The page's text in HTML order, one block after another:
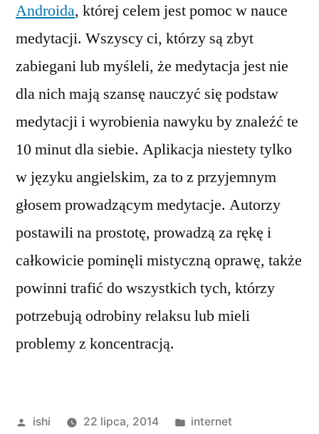
Androida, której celem jest pomoc w nauce
medytacji. Wszyscy ci, którzy są zbyt
zabiegani lub myśleli, że medytacja jest nie
dla nich mają szansę nauczyć się podstaw
medytacji i wyrobienia nawyku by znaleźć te
10 minut dla siebie. Aplikacja niestety tylko
w języku angielskim, za to z przyjemnym
głosem prowadzącym medytacje. Autorzy
postawili na prostotę, prowadzą za rękę i
całkowicie pominęli mistyczną oprawę, także
powinni trafić do wszystkich tych, którzy
potrzebują odrobiny relaksu lub mieli
problemy z koncentracją.
Opublikowane
ishi 22 lipca, 2014 Opublikowano
internet